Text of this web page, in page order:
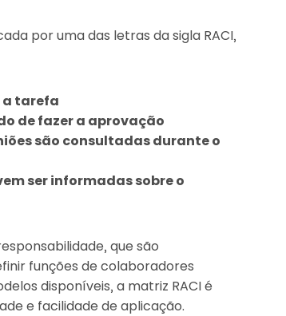
por uma das letras da sigla RACI,
a tarefa
de fazer a aprovação
são consultadas durante o
ser informadas sobre o
que são
funções de colaboradores
disponíveis, a matriz RACI é
e facilidade de aplicação.